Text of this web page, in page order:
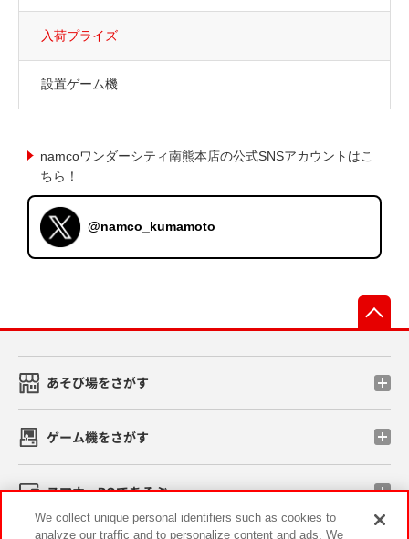
入荷プライズ
設置ゲーム機
namcoワンダーシティ南熊本店の公式SNSアカウントはこ
ちら！
@namco_kumamoto
あそび場をさがす
ゲーム機をさがす
スマホ・PCであそぶ
We collect unique personal identifiers such as cookies to
analyze our traffic and to personalize content and ads. We